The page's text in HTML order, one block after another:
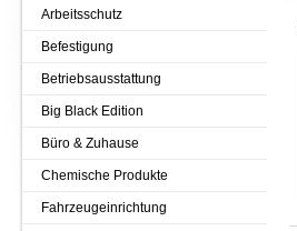
Arbeitsschutz
Befestigung
Betriebsausstattung
Big Black Edition
Büro & Zuhause
Chemische Produkte
Fahrzeugeinrichtung